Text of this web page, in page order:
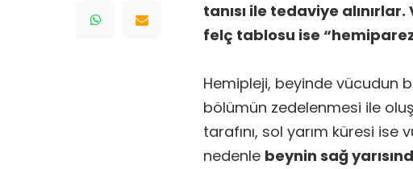
tanısı ile tedaviye
felç tablosu ise
Hemipleji, beyinde vücudun
bölümün zedelenmesi ile
tarafını, sol yarım küresi ise
nedenle beynin sağ